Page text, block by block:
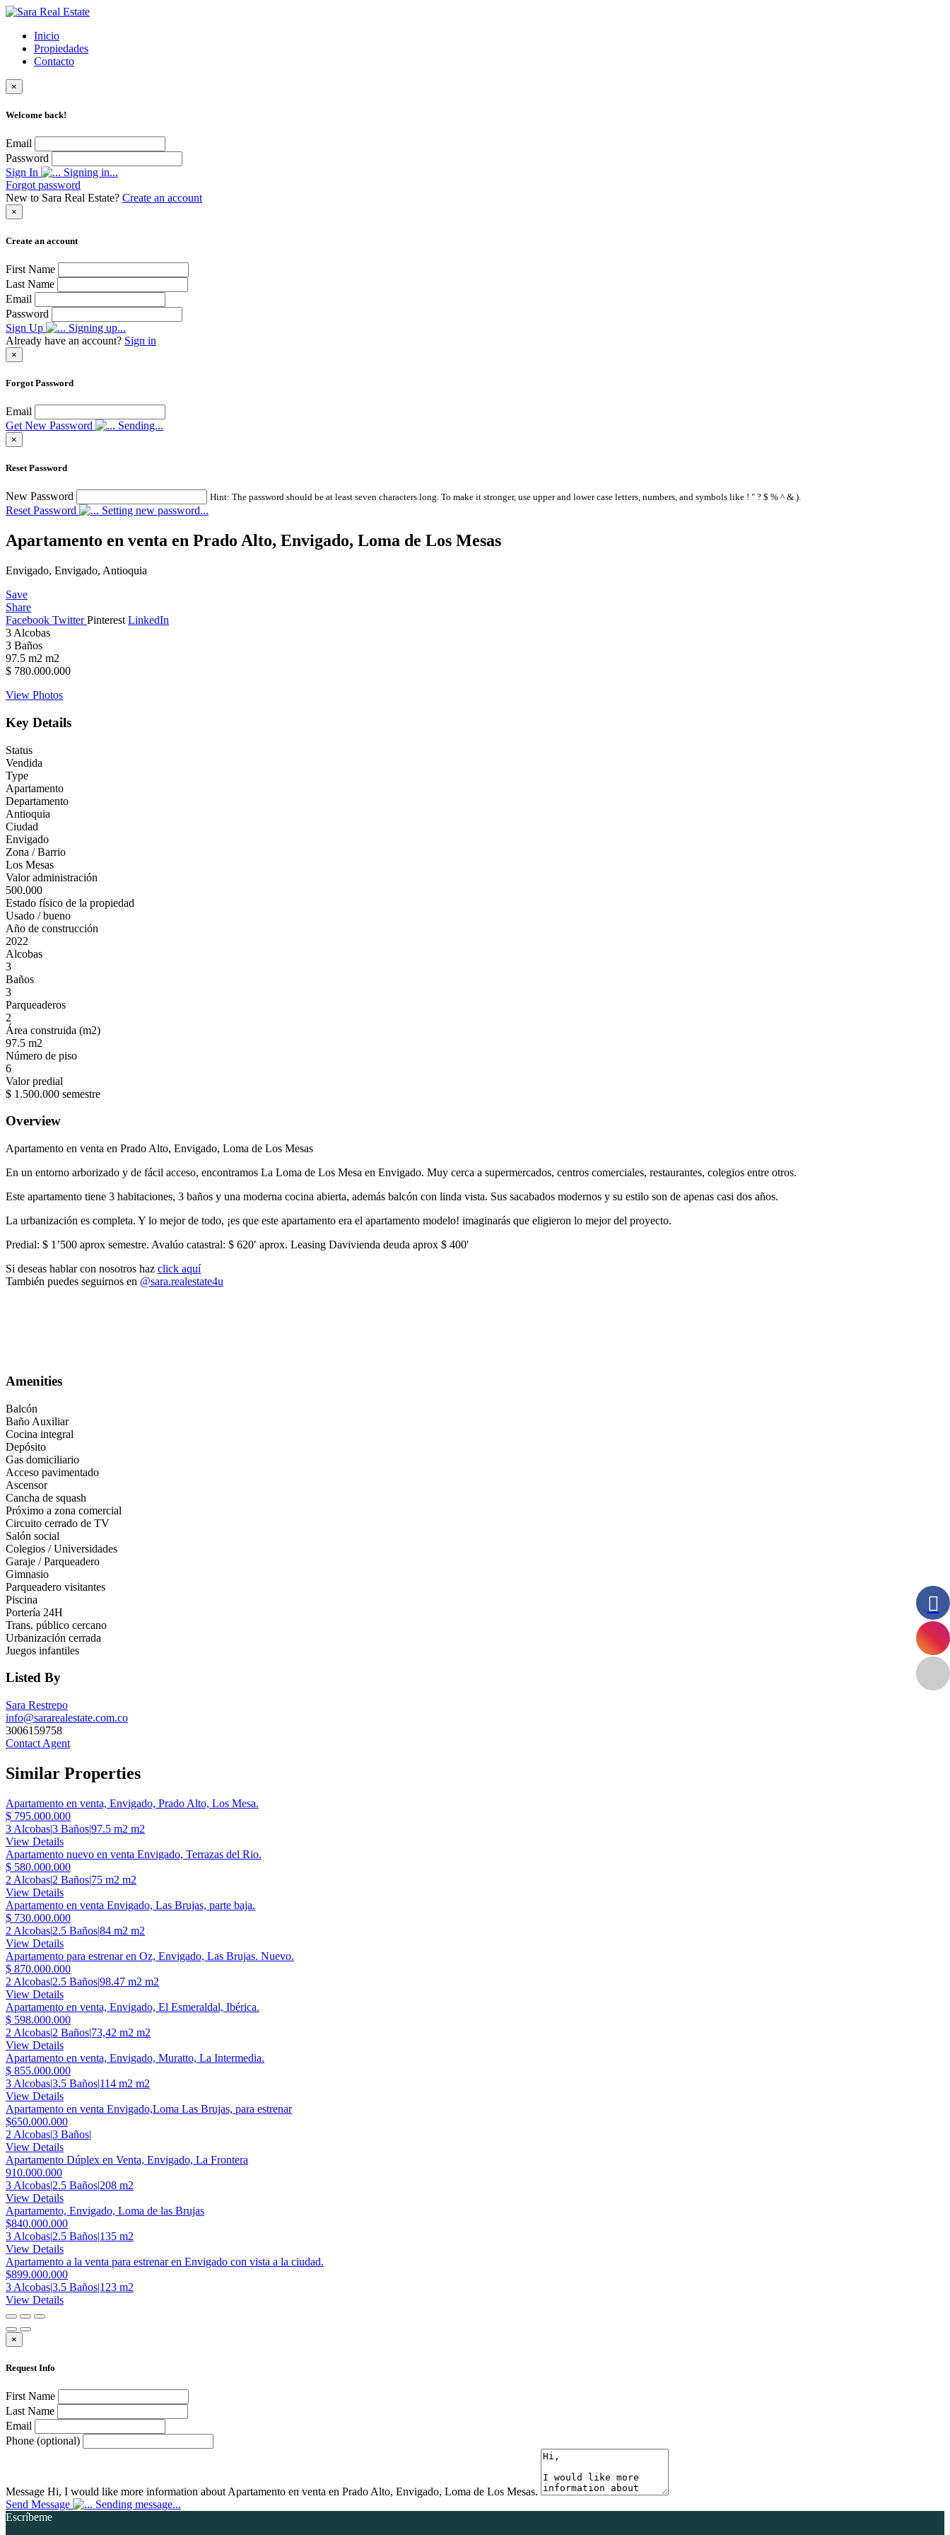
Inicio
Propiedades
Contacto
×
Welcome back!
Email
Password
Sign In
Signing in...
Forgot password
New to Sara Real Estate? Create an account
×
Create an account
First Name
Last Name
Email
Password
Sign Up
Signing up...
Already have an account? Sign in
×
Forgot Password
Email
Get New Password
Sending...
×
Reset Password
New Password Hint: The password should be at least seven characters long. To make it stronger, use upper and lower case letters, numbers, and symbols like ! " ? $ % ^ & ).
Reset Password Setting new password...
Apartamento en venta en Prado Alto, Envigado, Loma de Los Mesas
Envigado, Envigado, Antioquia
Save
Share
Facebook TwitterPinterest LinkedIn
3 Alcobas
3 Baños
97.5 m2 m2
$ 780.000.000
View Photos
Key Details
Status
Vendida
Type
Apartamento
Departamento
Antioquia
Ciudad
Envigado
Zona / Barrio
Los Mesas
Valor administración
500.000
Estado físico de la propiedad
Usado / bueno
Año de construcción
2022
Alcobas
3
Baños
3
Parqueaderos
2
Área construida (m2)
97.5 m2
Número de piso
6
Valor predial
$ 1.500.000 semestre
Overview
Apartamento en venta en Prado Alto, Envigado, Loma de Los Mesas
En un entorno arborizado y de fácil acceso, encontramos La Loma de Los Mesa en Envigado. Muy cerca a supermercados, centros comerciales, restaurantes, colegios entre otros.
Este apartamento tiene 3 habitaciones, 3 baños y una moderna cocina abierta, además balcón con linda vista. Sus sacabados modernos y su estilo son de apenas casi dos años.
La urbanización es completa. Y lo mejor de todo, ¡es que este apartamento era el apartamento modelo! imaginarás que eligieron lo mejor del proyecto.
Predial: $ 1’500 aprox semestre. Avalúo catastral: $ 620′ aprox. Leasing Davivienda deuda aprox $ 400′
Si deseas hablar con nosotros haz click aquí
También puedes seguirnos en @sara.realestate4u
Amenities
Balcón
Baño Auxiliar
Cocina integral
Depósito
Gas domiciliario
Acceso pavimentado
Ascensor
Cancha de squash
Próximo a zona comercial
Circuito cerrado de TV
Salón social
Colegios / Universidades
Garaje / Parqueadero
Gimnasio
Parqueadero visitantes
Piscina
Portería 24H
Trans. público cercano
Urbanización cerrada
Juegos infantiles
Listed By
Sara Restrepo
info@sararealestate.com.co
3006159758
Contact Agent
Similar Properties
Apartamento en venta, Envigado, Prado Alto, Los Mesa.
$ 795.000.000
3 Alcobas|3 Baños|97.5 m2 m2
View Details
Apartamento nuevo en venta Envigado, Terrazas del Rio.
$ 580.000.000
2 Alcobas|2 Baños|75 m2 m2
View Details
Apartamento en venta Envigado, Las Brujas, parte baja.
$ 730.000.000
2 Alcobas|2.5 Baños|84 m2 m2
View Details
Apartamento para estrenar en Oz, Envigado, Las Brujas. Nuevo.
$ 870.000.000
2 Alcobas|2.5 Baños|98.47 m2 m2
View Details
Apartamento en venta, Envigado, El Esmeraldal, Ibérica.
$ 598.000.000
2 Alcobas|2 Baños|73,42 m2 m2
View Details
Apartamento en venta, Envigado, Muratto, La Intermedia.
$ 855.000.000
3 Alcobas|3.5 Baños|114 m2 m2
View Details
Apartamento en venta Envigado,Loma Las Brujas, para estrenar
$650.000.000
2 Alcobas|3 Baños|
View Details
Apartamento Dúplex en Venta, Envigado, La Frontera
910.000.000
3 Alcobas|2.5 Baños|208 m2
View Details
Apartamento, Envigado, Loma de las Brujas
$840.000.000
3 Alcobas|2.5 Baños|135 m2
View Details
Apartamento a la venta para estrenar en Envigado con vista a la ciudad.
$899.000.000
3 Alcobas|3.5 Baños|123 m2
View Details
×
Request Info
First Name
Last Name
Email
Phone (optional)
Message Hi, I would like more information about Apartamento en venta en Prado Alto, Envigado, Loma de Los Mesas.
Send Message
Sending message...
Escríbeme